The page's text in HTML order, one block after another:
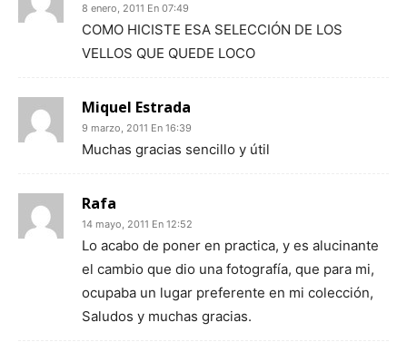
8 enero, 2011 En 07:49
COMO HICISTE ESA SELECCIÓN DE LOS
VELLOS QUE QUEDE LOCO
Miquel Estrada
9 marzo, 2011 En 16:39
Muchas gracias sencillo y útil
Rafa
14 mayo, 2011 En 12:52
Lo acabo de poner en practica, y es alucinante
el cambio que dio una fotografía, que para mi,
ocupaba un lugar preferente en mi colección,
Saludos y muchas gracias.